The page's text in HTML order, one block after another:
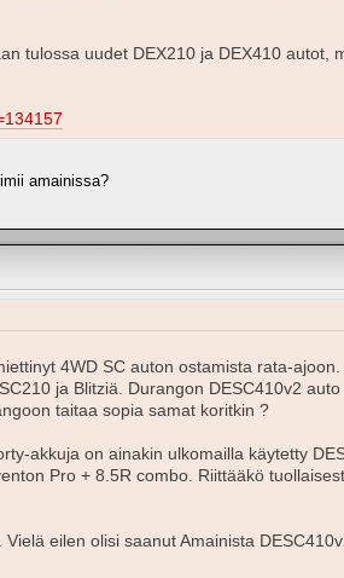
tulossa uudet DEX210 ja DEX410
amainissa?
4WD SC auton ostamista rata-
ja Blitziä. Durangon DESC410v2
taitaa sopia samat koritkin ?
akkuja on ainakin ulkomailla käytetty
Pro + 8.5R combo. Riittääkö
eilen olisi saanut Amainista